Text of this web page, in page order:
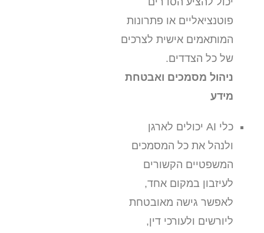
פוטנציאליים או פתרונות
המותאמים אישית לצרכים
של כל הצדדים.
ניהול מסמכים ואבטחת
מידע
כלי AI יכולים לארגן
ולנהל את כל המסמכים
המשפטיים הקשורים
לעיזבון במקום אחד,
לאפשר גישה מאובטחת
ליורשים ולעורכי דין,